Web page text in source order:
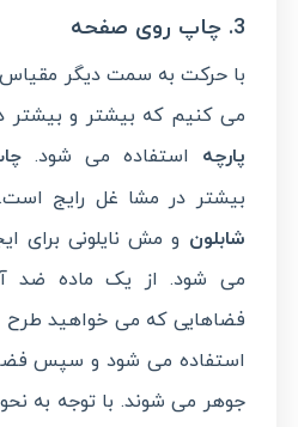
3. چاپ روی صفحه
با حرکت به سمت دیگر
می کنیم که بیشتر و بیشتر
پارچه استفاده می شود.
بیشتر در مشا غل رایج
شابلون و مش نایلونی برای
می شود. از یک ماده ضد
فضاهایی که می خواهید
استفاده می شود و سپس
جوهر می شوند. با توجه به